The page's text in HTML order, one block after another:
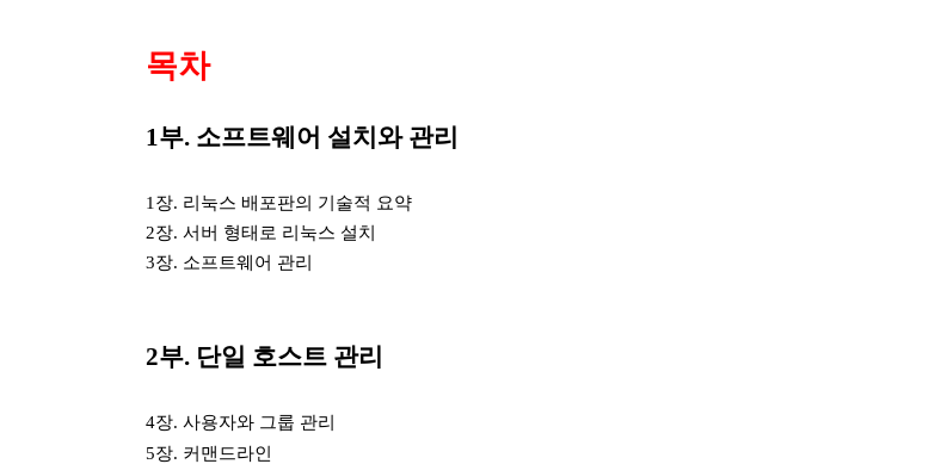
목차
1부. 소프트웨어 설치와 관리
1 장. 리눅스 배포판의 기술적 요약
2장. 서버 형태로 리눅스 설치
3장. 소프트웨어 관리
2부. 단일 호스트 관리
4장. 사용자와 그룹 관리
5장. 커맨드라인